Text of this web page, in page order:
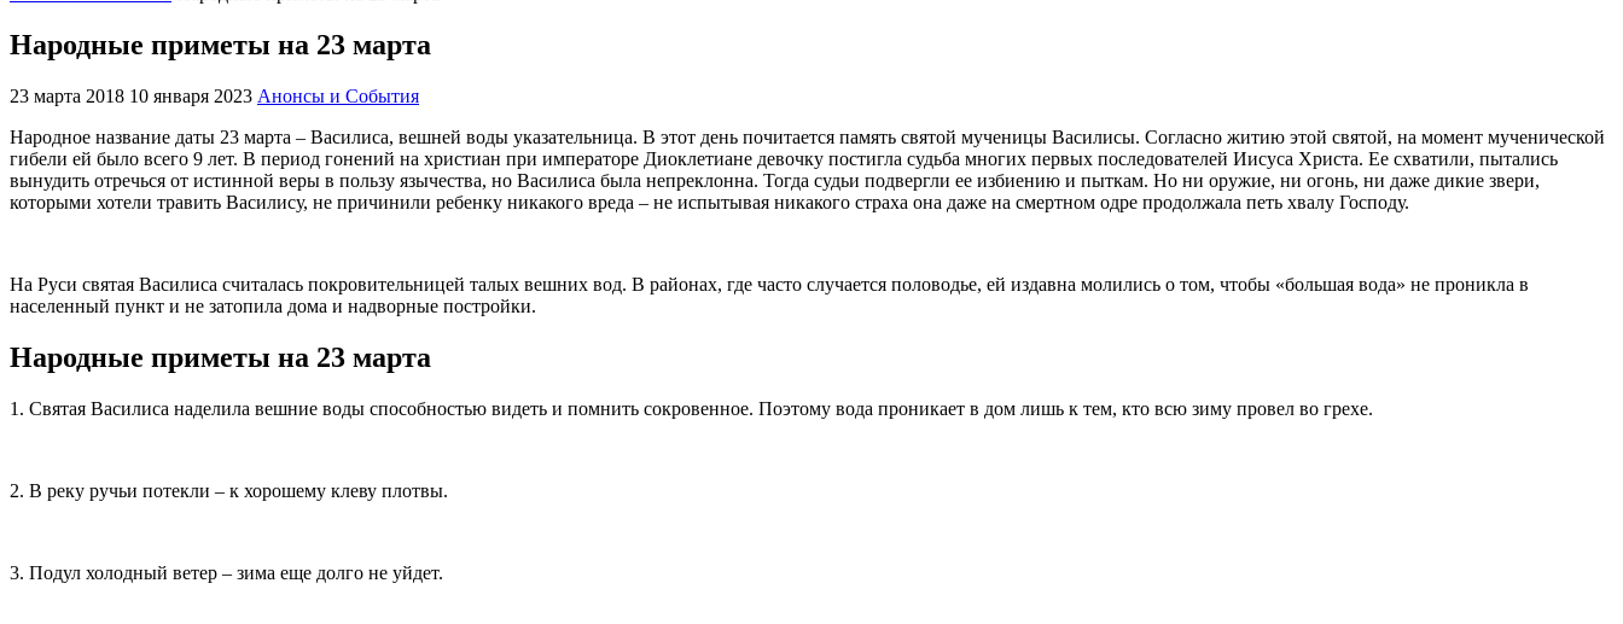
Народные приметы на 23 марта
23 марта 2018 10 января 2023 Анонсы и События
Народное название даты 23 марта – Василиса, вешней воды указательница. В этот день почитается память святой мученицы Василисы. Согласно житию этой святой, на момент мученической
гибели ей было всего 9 лет. В период гонений на христиан при императоре Диоклетиане девочку постигла судьба многих первых последователей Иисуса Христа. Ее схватили, пытались
вынудить отречься от истинной веры в пользу язычества, но Василиса была непреклонна. Тогда судьи подвергли ее избиению и пыткам. Но ни оружие, ни огонь, ни даже дикие звери,
которыми хотели травить Василису, не причинили ребенку никакого вреда – не испытывая никакого страха она даже на смертном одре продолжала петь хвалу Господу.
На Руси святая Василиса считалась покровительницей талых вешних вод. В районах, где часто случается половодье, ей издавна молились о том, чтобы «большая вода» не проникла в
населенный пункт и не затопила дома и надворные постройки.
Народные приметы на 23 марта
1. Святая Василиса наделила вешние воды способностью видеть и помнить сокровенное. Поэтому вода проникает в дом лишь к тем, кто всю зиму провел во грехе.
2. В реку ручьи потекли – к хорошему клеву плотвы.
3. Подул холодный ветер – зима еще долго не уйдет.